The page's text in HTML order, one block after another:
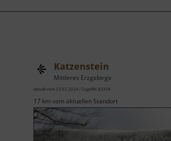
Katzenstein
Mittleres Erzgebirge
aktuell vom 23.07.2024 / Zugriffe: 83358
17 km vom aktuellen Standort